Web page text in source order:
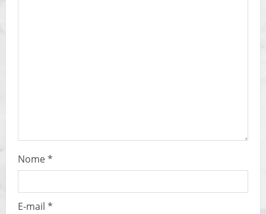
Nome*
E-mail *